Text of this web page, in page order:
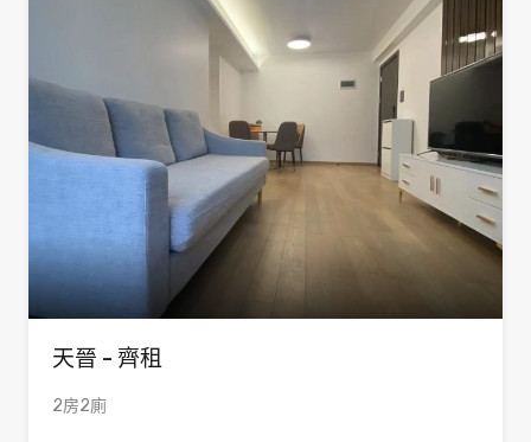
天晉 - 齊租
2房2廁